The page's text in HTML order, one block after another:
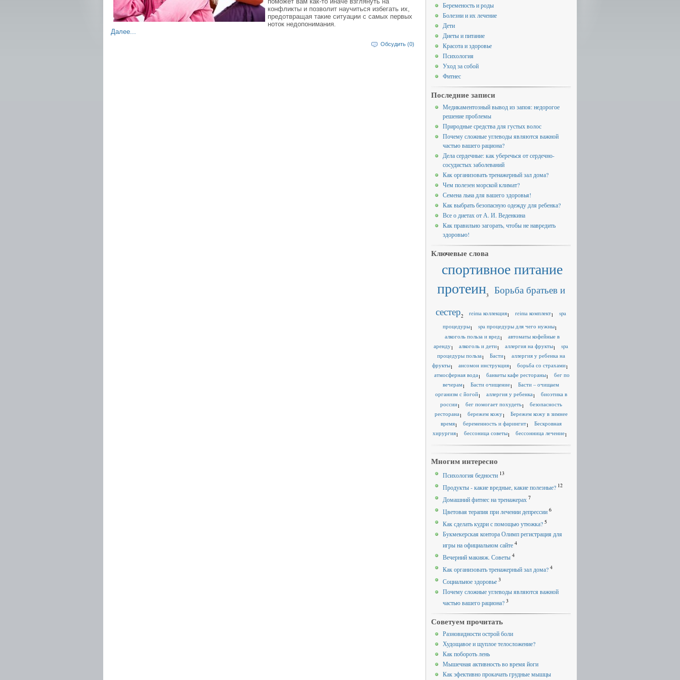
конфликты и позволит научиться избегать их,
предотвращая такие ситуации с самых первых
ноток недопонимания.
Далее...
Обсудить (0)
Беременость и роды
Болезни и их лечение
Дети
Диеты и питание
Красота и здоровье
Психология
Уход за собой
Фитнес
Последние записи
Медикаментозный вывод из запоя: недорогое
решение проблемы
Природные средства для густых волос
Почему сложные углеводы являются важной
частью вашего рациона?
Дела сердечные: как уберечься от сердечно-
сосудистых заболеваний
Как организовать тренажерный зал дома?
Чем полезен морской климат?
Семена льна для вашего здоровья!
Как выбрать безопасную одежду для ребенка?
Все о диетах от А. И. Веденкина
Как правильно загорать, чтобы не навредить
здоровью!
Ключевые слова
спортивное питание
протеин3
Борьба братьев и
сестер2 reima коллекция1 reima комплект1
spa
процедуры1 spa процедуры для чего нужны1
алкоголь польза и вред1
автоматы кофейные в
аренду1 алкоголь и дети1 аллергия на фрукты1
spa
процедуры польза1 Басти1
аллергия у ребенка на
фрукты1 ансомон инструкция1 борьба со страхами1
атмосферная вода1 банкеты кафе рестораны1
бег по
вечерам1 Басти очищение1
Басти – очищаем
организм с йогой1 аллергия у ребенка1
биоэтика в
россии1 бег помогает похудеть1
безопасность
ресторана1 бережем кожу1
Бережем кожу в зимнее
время1 беременность и фарингит1
Бескровная
хирургия1 бессоница советы1 бессонница лечение1
Многим интересно
Психология бедности 13
Продукты - какие вредные, какие полезные? 12
Домашний фитнес на тренажерах 7
Цветовая терапия при лечении депрессии 6
Как сделать кудри с помощью утюжка? 5
Букмекерская контора Олимп регистрация для
игры на официальном сайте 4
Вечерний макияж. Советы 4
Как организовать тренажерный зал дома? 4
Социальное здоровье 3
Почему сложные углеводы являются важной
частью вашего рациона? 3
Советуем прочитать
Разновидности острой боли
Худощавое и щуплое телосложение?
Как побороть лень
Мышечная активность во время йоги
Как эфективно прокачать грудные мышцы